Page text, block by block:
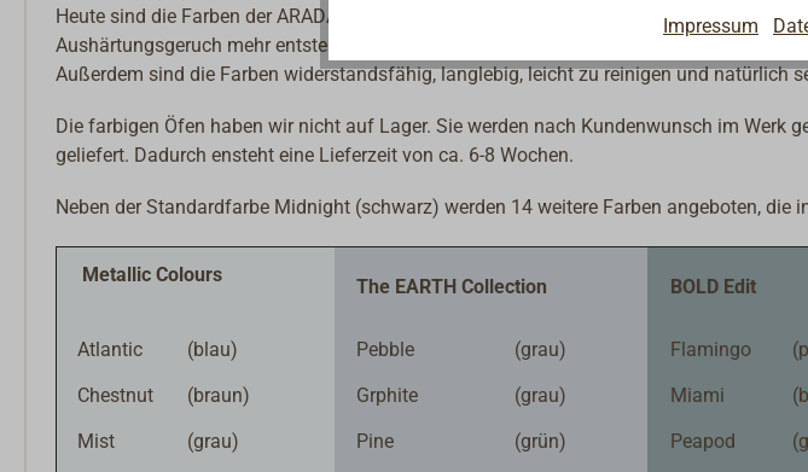
Heute sind die Farben der ARADA Öfen bereits ausgehärtet und gebrauchsfertig, so dass
Aushärtungsgeruch mehr entsteht!
Außerdem sind die Farben widerstandsfähig, langlebig, leicht zu reinigen und natürlich
Die farbigen Öfen haben wir nicht auf Lager. Sie werden nach Kundenwunsch im Werk
geliefert. Dadurch ensteht eine Lieferzeit von ca. 6-8 Wochen.
Neben der Standardfarbe Midnight (schwarz) werden 14 weitere Farben angeboten, die
Metallic Colours
The EARTH Collection BOLD Edit
Atlantic (blau) Pebble (grau) Flamingo
Chestnut
(braun) Grphite (grau) Miami
Mist
(grau) Pine (grün) Peapod
Impressum